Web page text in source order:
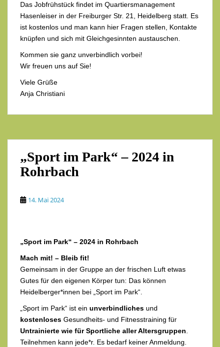
Das Jobfrühstück findet im Quartiersmanagement
Hasenleiser in der Freiburger Str. 21, Heidelberg statt. Es
ist kostenlos und man kann hier Fragen stellen, Kontakte
knüpfen und sich mit Gleichgesinnten austauschen.
Kommen sie ganz unverbindlich vorbei!
Wir freuen uns auf Sie!
Viele Grüße
Anja Christiani
„Sport im Park“ – 2024 in
Rohrbach
14. Mai 2024
„Sport im Park“ – 2024 in Rohrbach
Mach mit! – Bleib fit!
Gemeinsam in der Gruppe an der frischen Luft etwas
Gutes für den eigenen Körper tun: Das können
Heidelberger*innen bei „Sport im Park“.
„Sport im Park“ ist ein unverbindliches und
kostenloses Gesundheits- und Fitnesstraining für
Untrainierte wie für Sportliche aller Altersgruppen
Teilnehmen kann jede*r. Es bedarf keiner Anmeldung.